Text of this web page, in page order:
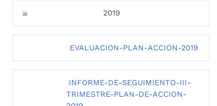
2019
EVALUACION-PLAN-ACCION-2019
INFORME-DE-SEGUIMIENTO-III-
TRIMESTRE-PLAN-DE-ACCION-